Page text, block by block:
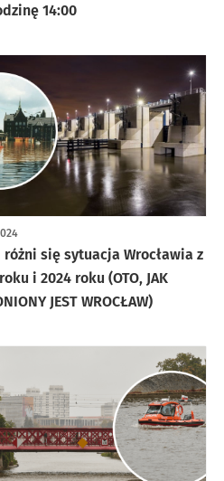
14:00
różni się sytuacja Wrocławia z
i 2024 roku (OTO, JAK
JEST WROCŁAW)